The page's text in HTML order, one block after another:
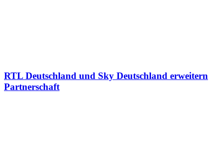
RTL Deutschland und Sky Deutschland erweitern
Partnerschaft